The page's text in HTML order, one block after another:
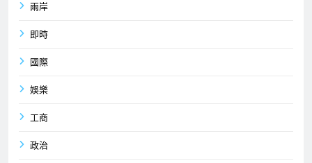
兩岸
即時
國際
娛樂
工商
政治